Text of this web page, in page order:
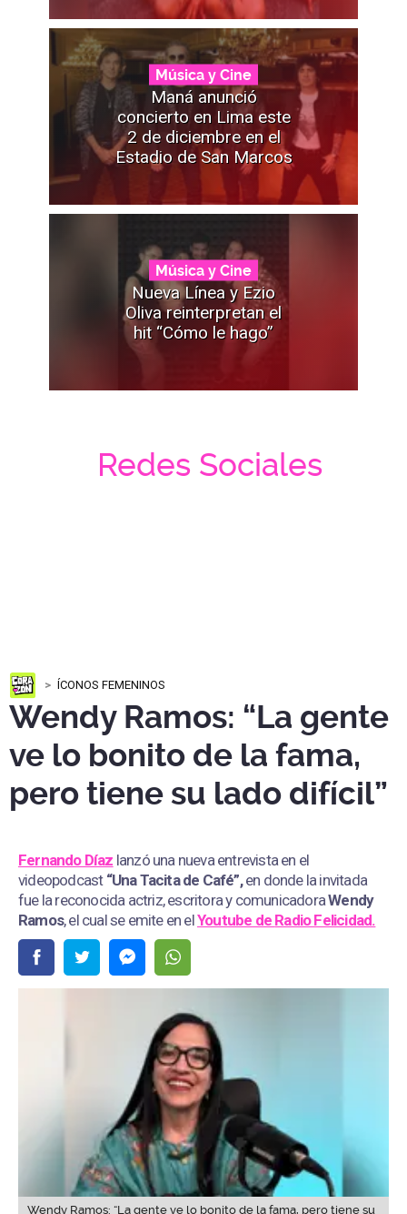
Música y Cine
Maná anunció
concierto en Lima este
2 de diciembre en el
Estadio de San Marcos
Música y Cine
Nueva Línea y Ezio
Oliva reinterpretan el
hit “Cómo le hago”
Redes Sociales
ÍCONOS FEMENINOS
Wendy Ramos: “La gente
ve lo bonito de la fama,
pero tiene su lado difícil”
Fernando Díaz lanzó una nueva entrevista en el
videopodcast “Una Tacita de Café”,en donde la invitada
fue la reconocida actriz, escritora y comunicadoraWendy
Ramos, el cual se emite en elYoutube de Radio Felicidad.
Wendy Ramos: “La gente ve lo bonito de la fama, pero tiene su